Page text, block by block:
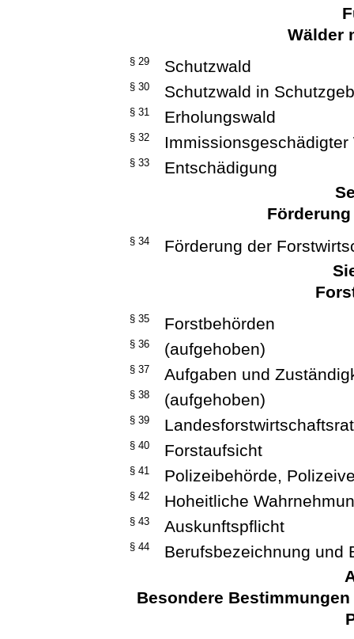
Wälder
§ 29 Schutzwald
§ 30 Schutzwald in
§ 31 Erholungswald
§ 32 Immissionsgeschädigter
§ 33
Entschädigung
§ 34
Förderung der
§ 35 Forstbehörden
§ 36 (aufgehoben)
§ 37 Aufgaben und
§ 38 (aufgehoben)
§ 39 Landesforstwirtschaftsrat
§ 40 Forstaufsicht
§ 41 Polizeibehörde,
§ 42 Hoheitliche
§ 43 Auskunftspflicht
§ 44
Berufsbezeichnung und
Besondere